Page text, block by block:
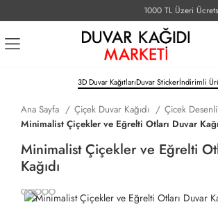
1000 TL Üzeri
3D Duvar KağıtlarıDuvar Stickerİndirimli
Ana Sayfa Çiçek Duvar Kağıdı
Çicek
Minimalist Çiçekler ve Eğrelti Otları Duvar
Minimalist Çiçekler ve Eğrelti
Kağıdı